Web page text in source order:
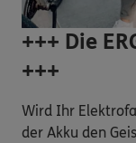
+++ Die
+++
Wird Ihr
der Akku den